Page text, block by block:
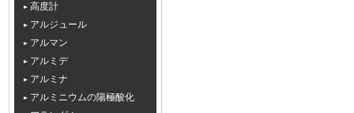
高度計
アルジュール
アルマン
アルミデ
アルミナ
アルミニウムの陽極酸化